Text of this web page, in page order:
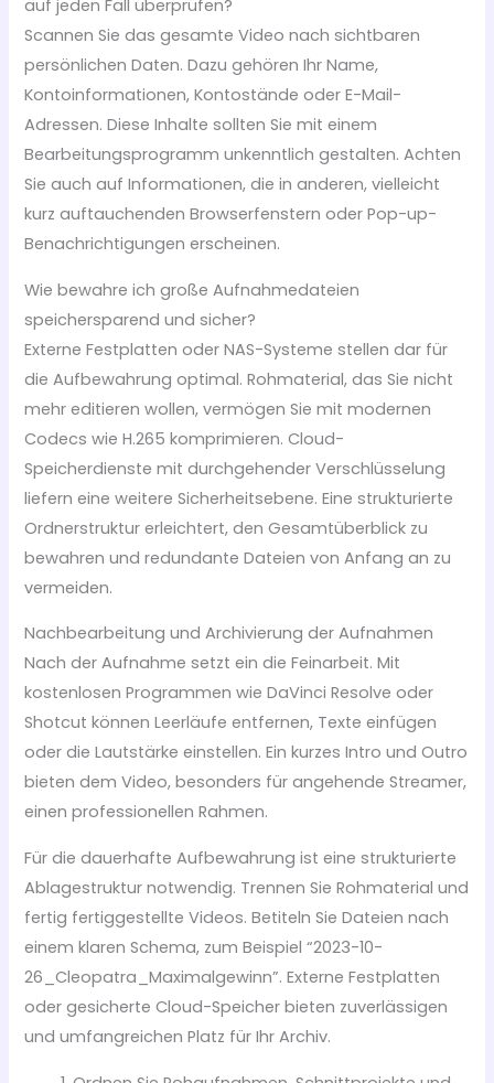
auf jeden Fall überprüfen?
Scannen Sie das gesamte Video nach sichtbaren
persönlichen Daten. Dazu gehören Ihr Name,
Kontoinformationen, Kontostände oder E-Mail-
Adressen. Diese Inhalte sollten Sie mit einem
Bearbeitungsprogramm unkenntlich gestalten. Achten
Sie auch auf Informationen, die in anderen, vielleicht
kurz auftauchenden Browserfenstern oder Pop-up-
Benachrichtigungen erscheinen.
Wie bewahre ich große Aufnahmedateien
speichersparend und sicher?
Externe Festplatten oder NAS-Systeme stellen dar für
die Aufbewahrung optimal. Rohmaterial, das Sie nicht
mehr editieren wollen, vermögen Sie mit modernen
Codecs wie H.265 komprimieren. Cloud-
Speicherdienste mit durchgehender Verschlüsselung
liefern eine weitere Sicherheitsebene. Eine strukturierte
Ordnerstruktur erleichtert, den Gesamtüberblick zu
bewahren und redundante Dateien von Anfang an zu
vermeiden.
Nachbearbeitung und Archivierung der Aufnahmen
Nach der Aufnahme setzt ein die Feinarbeit. Mit
kostenlosen Programmen wie DaVinci Resolve oder
Shotcut können Leerläufe entfernen, Texte einfügen
oder die Lautstärke einstellen. Ein kurzes Intro und Outro
bieten dem Video, besonders für angehende Streamer,
einen professionellen Rahmen.
Für die dauerhafte Aufbewahrung ist eine strukturierte
Ablagestruktur notwendig. Trennen Sie Rohmaterial und
fertig fertiggestellte Videos. Betiteln Sie Dateien nach
einem klaren Schema, zum Beispiel “2023-10-
26_Cleopatra_Maximalgewinn”. Externe Festplatten
oder gesicherte Cloud-Speicher bieten zuverlässigen
und umfangreichen Platz für Ihr Archiv.